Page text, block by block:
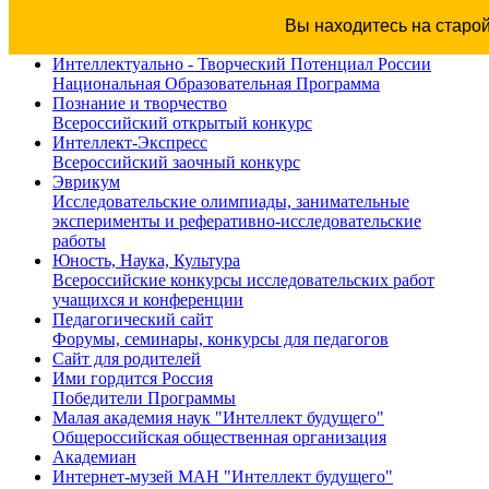
Вы находитесь на
Интеллектуально - Творческий Потенциал России
Национальная Образовательная Программа
Познание и творчество
Всероссийский открытый конкурс
Интеллект-Экспресс
Всероссийский заочный конкурс
Эврикум
Исследовательские олимпиады, занимательные
эксперименты и реферативно-исследовательские
работы
Юность, Наука, Культура
Всероссийские конкурсы исследовательских работ
учащихся и конференции
Педагогический сайт
Форумы, семинары, конкурсы для педагогов
Сайт для родителей
Ими гордится Россия
Победители Программы
Малая академия наук "Интеллект будущего"
Общероссийская общественная организация
Академиан
Интернет-музей МАН "Интеллект будущего"